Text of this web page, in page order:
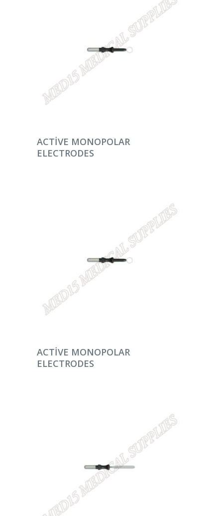
DEVAMINI OKU
ACTIVE MONOPOLAR
ELECTRODES
DEVAMINI OKU
ACTIVE MONOPOLAR
ELECTRODES